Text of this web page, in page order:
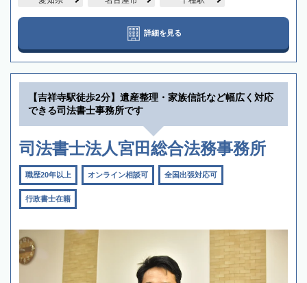
詳細を見る
【吉祥寺駅徒歩2分】遺産整理・家族信託など幅広く対応
できる司法書士事務所です
司法書士法人宮田総合法務事務所
職歴20年以上 オンライン相談可 全国出張対応可
行政書士在籍